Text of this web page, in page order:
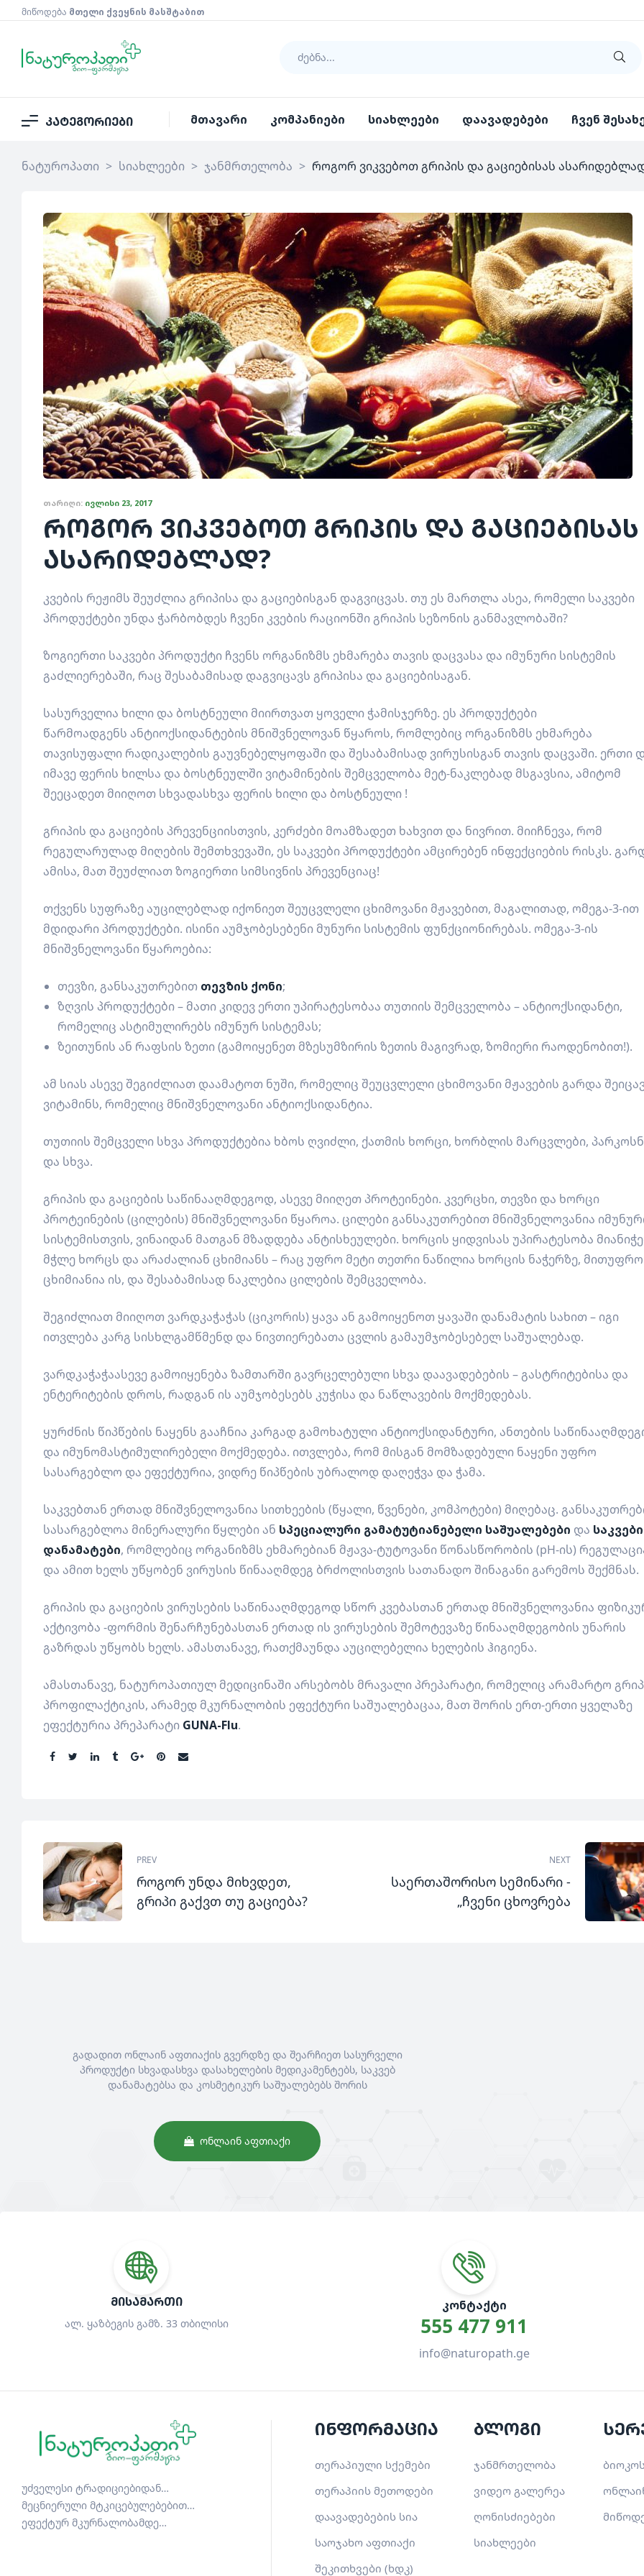
მიწოდება მთელი ქვეყნის მასშტაბით
კატეგორიები მთავარი კომპანიები სიახლეები დაავადებები ჩვენ
ნატუროპათი > სიახლეები > ჯანმრთელობა > როგორ ვიკვებოთ გრიპის და გაციებისას
ᲗᲐᲠᲘᲦᲘ: ᲘᲕᲚᲘᲡᲘ 23, 2017
როგორ ვიკვებოთ გრიპის და გაციებისას
ასარიდებლად?
კვების რეჟიმს შეუძლია გრიპისა და გაციებისგან დაგვიცვას. თუ ეს მართლა ასეა, რომელი საკვები
პროდუქტები უნდა ჭარბობდეს ჩვენი კვების რაციონში გრიპის სეზონის განმავლობაში?
ზოგიერთი საკვები პროდუქტი ჩვენს ორგანიზმს ეხმარება თავის დაცვასა და იმუნური სისტემის
გაძლიერებაში, რაც შესაბამისად დაგვიცავს გრიპისა და გაციებისაგან.
სასურველია ხილი და ბოსტნეული მიირთვათ ყოველი ჭამისჯერზე. ეს პროდუქტები
წარმოადგენს ანტიოქსიდანტების მნიშვნელოვან წყაროს, რომლებიც ორგანიზმს ეხმარება
თავისუფალი რადიკალების გაუვნებელყოფაში და შესაბამისად ვირუსისგან თავის დაცვაში. ერთი
იმავე ფერის ხილსა და ბოსტნეულში ვიტამინების შემცველობა მეტ-ნაკლებად მსგავსია, ამიტომ
შეეცადეთ მიიღოთ სხვადასხვა ფერის ხილი და ბოსტნეული !
გრიპის და გაციების პრევენციისთვის, კერძები მოამზადეთ ხახვით და ნივრით. მიიჩნევა, რომ
რეგულარულად მიღების შემთხვევაში, ეს საკვები პროდუქტები ამცირებენ ინფექციების რისკს.
ამისა, მათ შეუძლიათ ზოგიერთი სიმსივნის პრევენციაც!
თქვენს სუფრაზე აუცილებლად იქონიეთ შეუცვლელი ცხიმოვანი მჟავებით, მაგალითად, ომეგა-3-ით
მდიდარი პროდუქტები. ისინი აუმჯობესებენი მუნური სისტემის ფუნქციონირებას. ომეგა-3-ის
მნიშვნელოვანი წყაროებია:
თევზი, განსაკუთრებით თევზის ქონი;
ზღვის პროდუქტები – მათი კიდევ ერთი უპირატესობაა თუთიის შემცველობა – ანტიოქსიდანტი,
რომელიც ასტიმულირებს იმუნურ სისტემას;
ზეითუნის ან რაფსის ზეთი (გამოიყენეთ მზესუმზირის ზეთის მაგივრად, ზომიერი რაოდენობით!).
ამ სიას ასევე შეგიძლიათ დაამატოთ ნუში, რომელიც შეუცვლელი ცხიმოვანი მჟავების გარდა
ვიტამინს, რომელიც მნიშვნელოვანი ანტიოქსიდანტია.
თუთიის შემცველი სხვა პროდუქტებია ხბოს ღვიძლი, ქათმის ხორცი, ხორბლის მარცვლები,
და სხვა.
გრიპის და გაციების საწინააღმდეგოდ, ასევე მიიღეთ პროტეინები. კვერცხი, თევზი და ხორცი
პროტეინების (ცილების) მნიშვნელოვანი წყაროა. ცილები განსაკუთრებით მნიშვნელოვანია
სისტემისთვის, ვინაიდან მათგან მზადდება ანტისხეულები. ხორცის ყიდვისას უპირატესობა
მჭლე ხორცს და არაძალიან ცხიმიანს – რაც უფრო მეტი თეთრი ნაწილია ხორცის ნაჭერზე, მითუფრო
ცხიმიანია ის, და შესაბამისად ნაკლებია ცილების შემცველობა.
შეგიძლიათ მიიღოთ ვარდკაჭაჭას (ციკორის) ყავა ან გამოიყენოთ ყავაში დანამატის სახით – იგი
ითვლება კარგ სისხლგამწმენდ და ნივთიერებათა ცვლის გამაუმჯობესებელ საშუალებად.
ვარდკაჭაჭაასევე გამოიყენება ზამთარში გავრცელებული სხვა დაავადებების – გასტრიტებისა და
ენტერიტების დროს, რადგან ის აუმჯობესებს კუჭისა და ნაწლავების მოქმედებას.
ყურძნის წიპწების ნაყენს გააჩნია კარგად გამოხატული ანტიოქსიდანტური, ანთების
და იმუნომასტიმულირებელი მოქმედება. ითვლება, რომ მისგან მომზადებული ნაყენი უფრო
სასარგებლო და ეფექტურია, ვიდრე წიპწების უბრალოდ დაღეჭვა და ჭამა.
საკვებთან ერთად მნიშვნელოვანია სითხეების (წყალი, წვენები, კომპოტები) მიღებაც.
სასარგებლოა მინერალური წყლები ან სპეციალური გამატუტიანებელი საშუალებები და საკვები
დანამატები, რომლებიც ორგანიზმს ეხმარებიან მჟავა-ტუტოვანი წონასწორობის (pH-ის)
და ამით ხელს უწყობენ ვირუსის წინააღმდეგ ბრძოლისთვის სათანადო შინაგანი გარემოს შექმნას.
გრიპის და გაციების ვირუსების საწინააღმდეგოდ სწორ კვებასთან ერთად მნიშვნელოვანია
აქტივობა -ფორმის შენარჩუნებასთან ერთად ის ვირუსების შემოტევაზე წინააღმდეგობის უნარის
გაზრდას უწყობს ხელს. ამასთანავე, რათქმაუნდა აუცილებელია ხელების ჰიგიენა.
ამასთანავე, ნატუროპათიულ მედიცინაში არსებობს მრავალი პრეპარატი, რომელიც არამარტო
პროფილაქტიკის, არამედ მკურნალობის ეფექტური საშუალებაცაა, მათ შორის ერთ-ერთი ყველაზე
ეფექტურია პრეპარატი GUNA-Flu.
Share:
PREV
როგორ უნდა მიხვდეთ,
გრიპი გაქვთ თუ გაციება?
NEXT
საერთაშორისო სემინარი -
„ჩვენი ცხოვრება
გადადით ონლაინ აფთიაქის გვერდზე და შეარჩიეთ სასურველი
პროდუქტი სხვადასხვა დასახელების მედიკამენტებს, საკვებ
დანამატებსა და კოსმეტიკურ საშუალებებს შორის
ᲝᲜᲚᲐᲘᲜ ᲐᲤᲗᲘᲐᲥᲘ
ᲛᲘᲡᲐᲛᲐᲠᲗᲘ
ალ. ყაზბეგის გამზ. 33 თბილისი
ᲙᲝᲜᲢᲐᲥᲢᲘ
555 477 911
info@naturopath.ge
უძველესი ტრადიციებიდან…
მეცნიერული მტკიცებულებებით…
ეფექტურ მკურნალობამდე…
ინფორმაცია
თერაპიული სქემები
თერაპიის მეთოდები
დაავადებების სია
საოჯახო აფთიაქი
შეკითხვები (ხდკ)
ბლოგი
ჯანმრთელობა
ვიდეო გალერეა
ღონისძიებები
სიახლეები